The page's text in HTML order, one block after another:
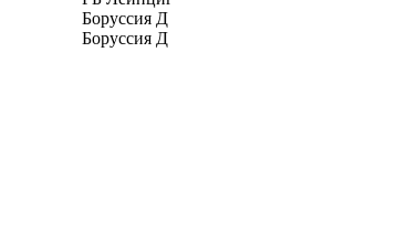
Боруссия Д
Боруссия Д